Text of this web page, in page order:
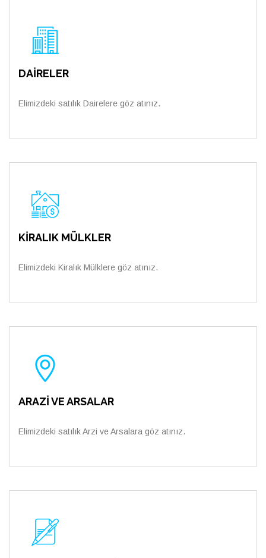
DAİRELER
Elimizdeki satılık Dairelere göz atınız.
KİRALIK MÜLKLER
Elimizdeki Kiralık Mülklere göz atınız.
ARAZİ VE ARSALAR
Elimizdeki satılık Arzi ve Arsalara göz atınız.